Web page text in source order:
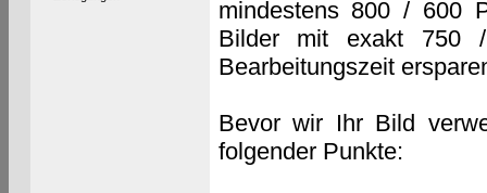
mindestens 800 / 600
Bilder mit exakt 750
Bearbeitungszeit
Bevor wir Ihr Bild
folgender Punkte: